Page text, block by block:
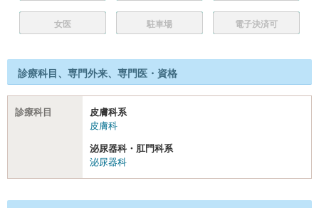
女医 駐車場 電子決済可
診療科目、専門外来、専門医・資格
診療科目
皮膚科系
皮膚科
泌尿器科・肛門科系
泌尿器科